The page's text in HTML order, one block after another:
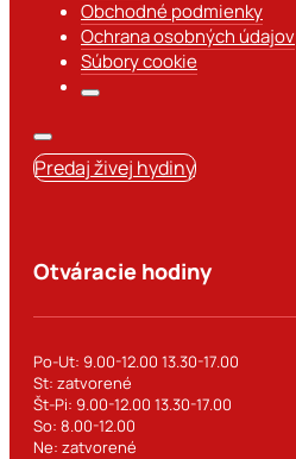
Obchodné podmienky
Ochrana osobných údajov
Súbory cookie
Predaj živej hydiny
Otváracie hodiny
Po-Ut: 9.00-12.00 13.30-17.00
St: zatvorené
Št-Pi: 9.00-12.00 13.30-17.00
So: 8.00-12.00
Ne: zatvorené